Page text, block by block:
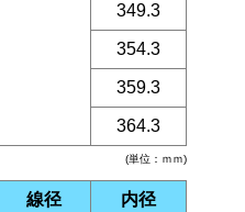
(単位：ｍｍ)
349.3
354.3
359.3
364.3
線径 内径